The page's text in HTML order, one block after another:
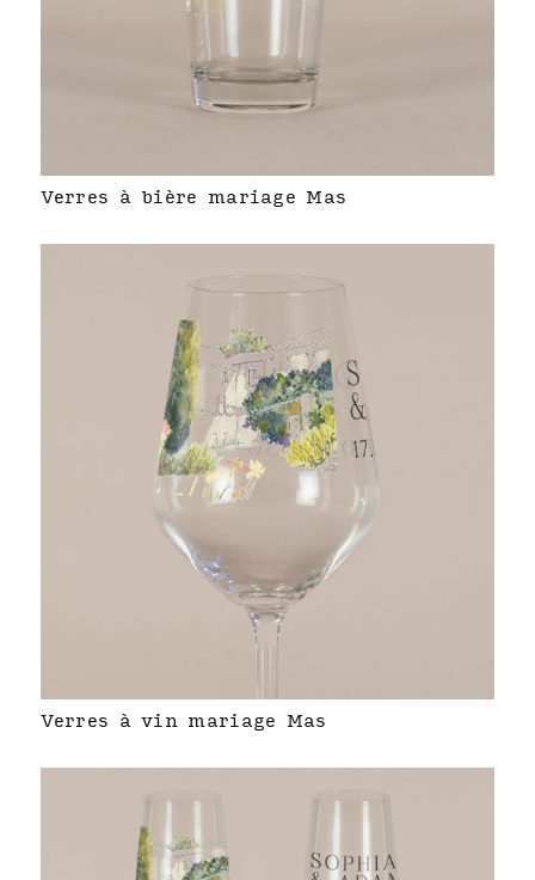
Verres à bière mariage Mas
Verres à vin mariage Mas